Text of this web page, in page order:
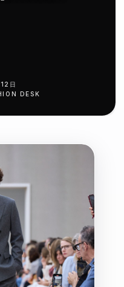
日
DESK